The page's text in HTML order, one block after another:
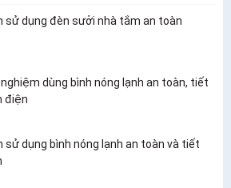
sử dụng đèn sưởi nhà tắm an toàn
nghiệm dùng bình nóng lạnh an toàn, tiết
điện
sử dụng bình nóng lạnh an toàn và tiết